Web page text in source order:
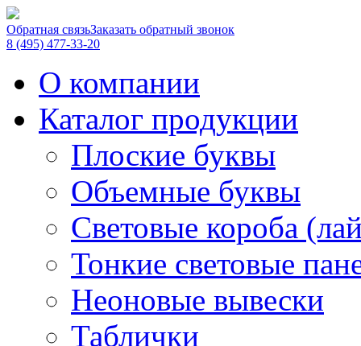
Обратная связьЗаказать обратный звонок
8 (495) 477-33-20
О компании
Каталог продукции
Плоские буквы
Объемные буквы
Световые короба
Тонкие световые
Неоновые вывески
Таблички